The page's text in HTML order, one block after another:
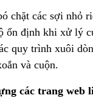
chặt các sợi nhỏ
ổn định khi xử lý
quy trình xuôi
và cuộn.
các trang web